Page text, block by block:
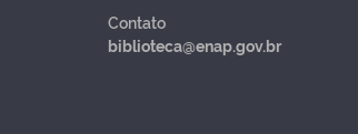
Contato
biblioteca@enap.gov.br